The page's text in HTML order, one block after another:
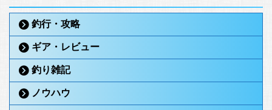
釣行・攻略
ギア・レビュー
釣り雑記
ノウハウ